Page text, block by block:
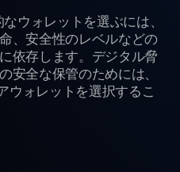
ウォレットを選ぶには、
、安全性のレベルなどの
依存します。デジタル脅
安全な保管のためには、
ウォレットを選択するこ